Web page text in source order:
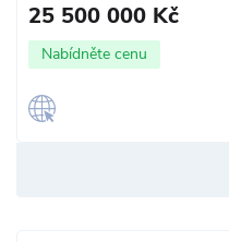
25 500 000 Kč
Nabídněte cenu